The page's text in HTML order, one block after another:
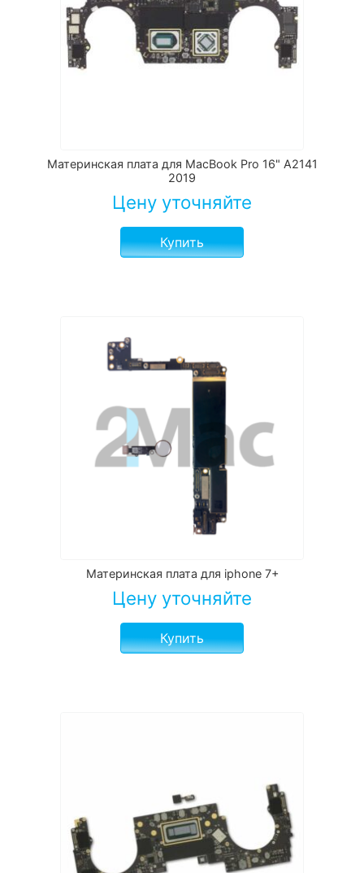
Материнская плата для MacBook Pro 16" A2141
2019
Цену уточняйте
Купить
Материнская плата для iphone 7+
Цену уточняйте
Купить